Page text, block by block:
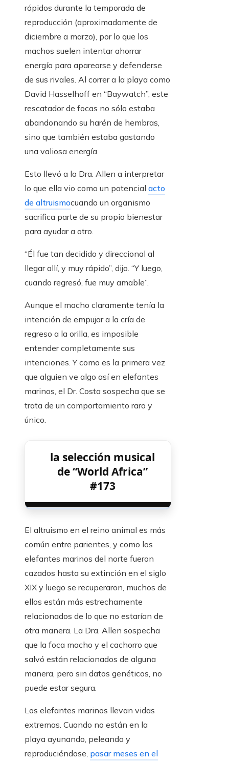
rápidos durante la temporada de
reproducción (aproximadamente de
diciembre a marzo), por lo que los
machos suelen intentar ahorrar
energía para aparearse y defenderse
de sus rivales. Al correr a la playa como
David Hasselhoff en “Baywatch”, este
rescatador de focas no sólo estaba
abandonando su harén de hembras,
sino que también estaba gastando
una valiosa energía.
Esto llevó a la Dra. Allen a interpretar
lo que ella vio como un potencial acto
de altruismocuando un organismo
sacrifica parte de su propio bienestar
para ayudar a otro.
“Él fue tan decidido y direccional al
llegar allí, y muy rápido”, dijo. “Y luego,
cuando regresó, fue muy amable”.
Aunque el macho claramente tenía la
intención de empujar a la cría de
regreso a la orilla, es imposible
entender completamente sus
intenciones. Y como es la primera vez
que alguien ve algo así en elefantes
marinos, el Dr. Costa sospecha que se
trata de un comportamiento raro y
único.
la selección musical
de “World Africa”
#173
El altruismo en el reino animal es más
común entre parientes, y como los
elefantes marinos del norte fueron
cazados hasta su extinción en el siglo
XIX y luego se recuperaron, muchos de
ellos están más estrechamente
relacionados de lo que no estarían de
otra manera. La Dra. Allen sospecha
que la foca macho y el cachorro que
salvó están relacionados de alguna
manera, pero sin datos genéticos, no
puede estar segura.
Los elefantes marinos llevan vidas
extremas. Cuando no están en la
playa ayunando, peleando y
reproduciéndose, pasar meses en el